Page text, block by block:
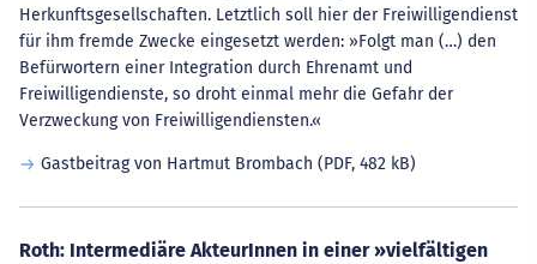
Herkunftsgesellschaften. Letztlich soll hier der Freiwilligendienst
für ihm fremde Zwecke eingesetzt werden: »Folgt man (…) den
Befürwortern einer Integration durch Ehrenamt und
Freiwilligendienste, so droht einmal mehr die Gefahr der
Verzweckung von Freiwilligendiensten.«
Gastbeitrag von Hartmut Brombach (PDF, 482 kB)
Roth: Intermediäre AkteurInnen in einer »vielfältigen